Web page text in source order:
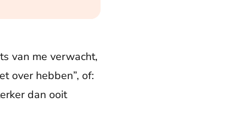
van me verwacht,
over hebben”, of:
dan ooit